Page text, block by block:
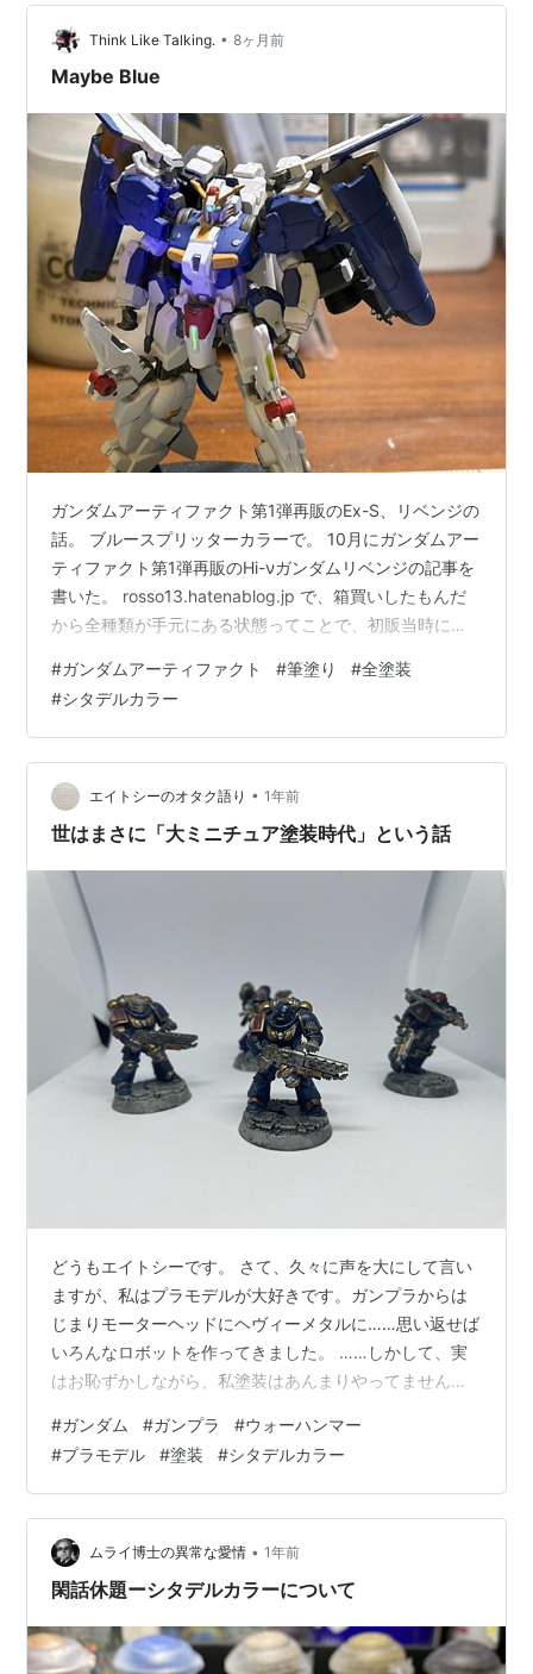
くも「ずんだもんの歴史シリーズ」で旧日本軍の海軍・
零戦乗りやらの動画を偶然見て興味がわき、343空とか
菅野デストロイヤーとか今さらながらに知ってみようと
Think Like Talking. • 8ヶ月前
Maybe Blue
ガンダムアーティファクト第1弾再販のEx-S、リベンジの
話。 ブルースプリッターカラーで。 10月にガンダムアー
ティファクト第1弾再販のHi-νガンダムリベンジの記事を
書いた。 rosso13.hatenablog.jp で、箱買いしたもんだ
から全種類が手元にある状態ってことで、初販当時に塗
けた形式で塗ったもんだから、ソリッドなカラーリング
というものに挑戦してみた。 今回はEx-Sのブルースプリ
ッターカラーをソリッドに。世間一般はこの間、MGの
Ex-S再販でそこそこ騒ぎになったらしいが、俺的にはこ
れくらいのサイズで満足できるからいいのだ。 相変…
#ガンダムアーティファクト #筆塗り #全塗装
#シタデルカラー
エイトシーのオタク語り • 1年前
世はまさに「大ミニチュア塗装時代」という話
どうもエイトシーです。 さて、久々に声を大にして言い
ますが、私はプラモデルが大好きです。ガンプラからは
じまりモーターヘッドにヘヴィーメタルに……思い返せば
いろんなロボットを作ってきました。 ……しかして、実
はお恥ずかしながら、私塗装はあんまりやってませんで
るのに、わざわざそれを塗りつぶしちゃうのは……とか思
っておりました。 しかし、この前参加した永野展で塗装
に目覚めまして、ちょっと塗装頑張ろうと思っていたそ
んな矢先、実は日本で「ミニチュア塗装ブーム」がなん
となく勃発しておることに気づきました。普段ダサ☆ダ
サ逆張りストをしておる私もこのブームに乗…
#ガンダム #ガンプラ #ウォーハンマー
#プラモデル #塗装 #シタデルカラー
ムライ博士の異常な愛情 • 1年前
閑話休題ーシタデルカラーについて